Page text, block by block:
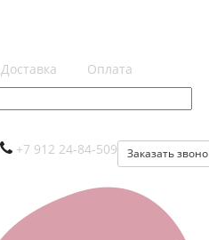
Доставка Оплата
Заказать
+7 912 24-84-509